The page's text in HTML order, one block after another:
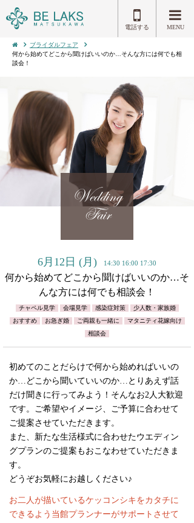
電話する MENU
ブライダルフェア
何から始めてどこから聞けばいいのか…そんな方には何でも相
談会！
Wedding
Fair
6月12日 (月) 14:30 16:00 17:30
何から始めてどこから聞けばいいのか…そ
んな方には何でも相談会！
チャペル見学 会場見学 感染症対策
少人数・家族婚
おすすめ
お急ぎ婚 ご両親も一緒に
マタニティ花嫁向け
相談会
初めてのことだらけで何から始めればいいの
か…どこから聞いていいのか…とりあえず話
だけ聞きに行ってみよう！そんなお2人大歓迎
です。ご希望やイメージ、ご予算に合わせて
ご提案させていただきます。
また、新たな生活様式に合わせたウエディン
グプランのご提案もおこなわせていただきま
す。
どうぞお気軽にお越しください♪
お二人が描いているケッコンシキをカタチに
できるよう当館プランナーがサポートさせて